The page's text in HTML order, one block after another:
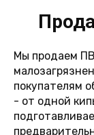
Мы продаем
покупателям
- от одной